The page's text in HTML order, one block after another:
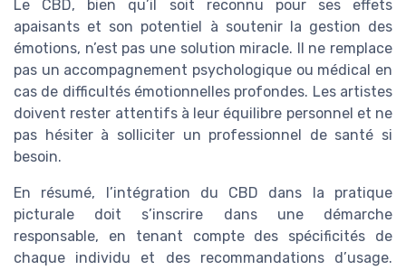
Le CBD, bien qu’il soit reconnu pour ses effets
apaisants et son potentiel à soutenir la gestion des
émotions, n’est pas une solution miracle. Il ne remplace
pas un accompagnement psychologique ou médical en
cas de difficultés émotionnelles profondes. Les artistes
doivent rester attentifs à leur équilibre personnel et ne
pas hésiter à solliciter un professionnel de santé si
besoin.
En résumé, l’intégration du CBD dans la pratique
picturale doit s’inscrire dans une démarche
responsable, en tenant compte des spécificités de
chaque individu et des recommandations d’usage.